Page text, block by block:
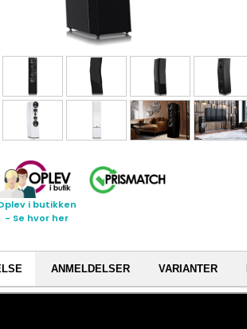
i butikken
- Se hvor her
ANMELDELSER VARIANTER